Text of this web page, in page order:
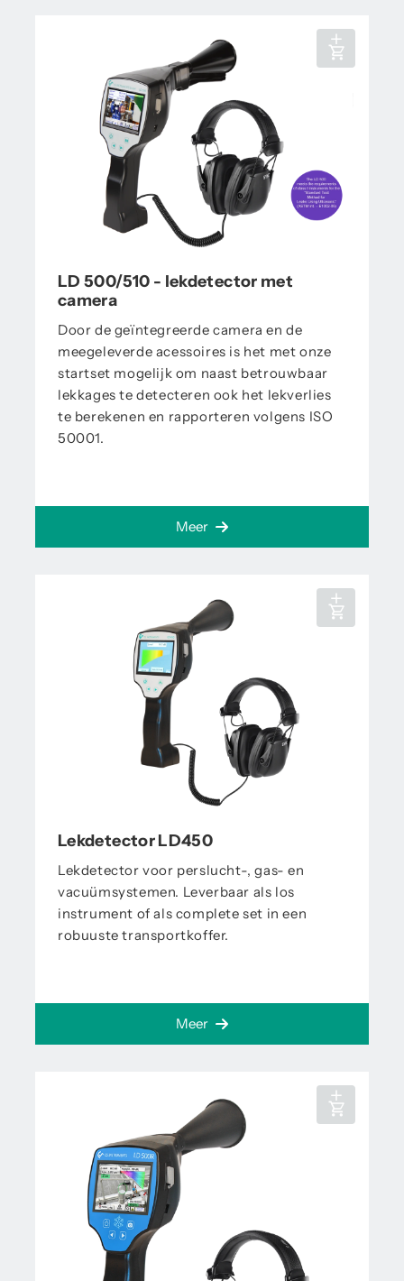
LD 500/510 - lekdetector met
camera
Door de geïntegreerde camera en de
meegeleverde acessoires is het met onze
startset mogelijk om naast betrouwbaar
lekkages te detecteren ook het lekverlies
te berekenen en rapporteren volgens ISO
50001.
Meer
Lekdetector LD450
Lekdetector voor perslucht-, gas- en
vacuümsystemen. Leverbaar als los
instrument of als complete set in een
robuuste transportkoffer.
Meer